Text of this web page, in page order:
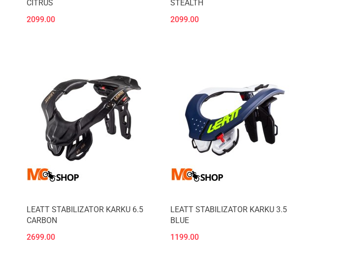
CITRUS
2099.00
STEALTH
2099.00
LEATT STABILIZATOR KARKU 6.5
CARBON
2699.00
LEATT STABILIZATOR KARKU 3.5
BLUE
1199.00